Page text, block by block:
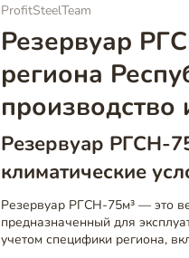
ProfitSteelTeam
Резервуар
региона
Резервуар РГСН-
климатические
Резервуар РГСН-75м³ — это
предназначенный для
учетом специфики региона,